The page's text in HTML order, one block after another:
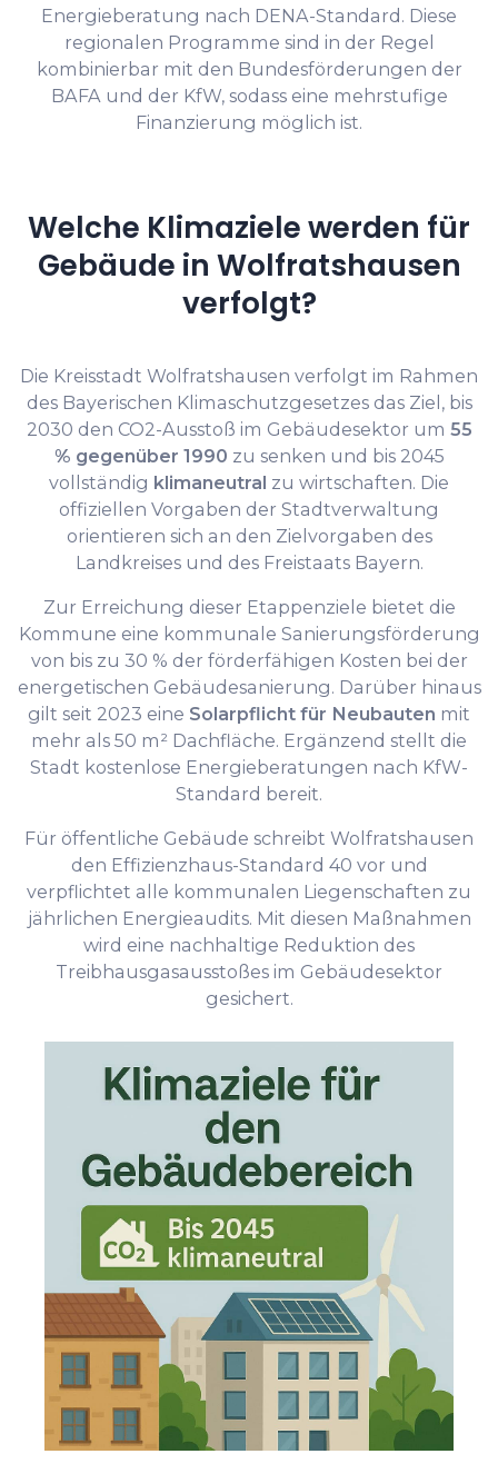
Energieberatung nach DENA-Standard. Diese
regionalen Programme sind in der Regel
kombinierbar mit den Bundesförderungen der
BAFA und der KfW, sodass eine mehrstufige
Finanzierung möglich ist.
Welche Klimaziele werden für
Gebäude in Wolfratshausen
verfolgt?
Die Kreisstadt Wolfratshausen verfolgt im Rahmen
des Bayerischen Klimaschutzgesetzes das Ziel, bis
2030 den CO2-Ausstoß im Gebäudesektor um 55
% gegenüber 1990 zu senken und bis 2045
vollständig klimaneutral zu wirtschaften. Die
offiziellen Vorgaben der Stadtverwaltung
orientieren sich an den Zielvorgaben des
Landkreises und des Freistaats Bayern.
Zur Erreichung dieser Etappenziele bietet die
Kommune eine kommunale Sanierungsförderung
von bis zu 30 % der förderfähigen Kosten bei der
energetischen Gebäudesanierung. Darüber hinaus
gilt seit 2023 eine Solarpflicht für Neubauten mit
mehr als 50 m² Dachfläche. Ergänzend stellt die
Stadt kostenlose Energieberatungen nach KfW-
Standard bereit.
Für öffentliche Gebäude schreibt Wolfratshausen
den Effizienzhaus-Standard 40 vor und
verpflichtet alle kommunalen Liegenschaften zu
jährlichen Energieaudits. Mit diesen Maßnahmen
wird eine nachhaltige Reduktion des
Treibhausgasausstoßes im Gebäudesektor
gesichert.